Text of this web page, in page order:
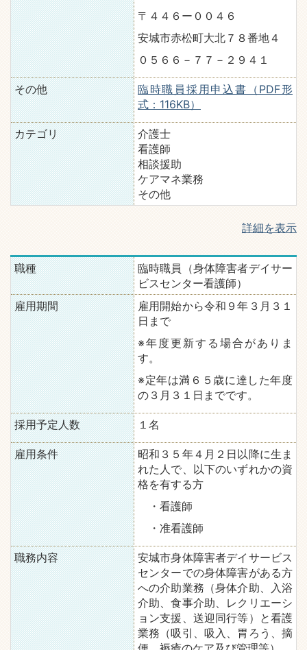
〒４４６ー００４６
安城市赤松町大北７８番地４
０５６６－７７－２９４１
その他
臨時職員採用申込書（PDF形
式：116KB）
カテゴリ
介護士
看護師
相談援助
ケアマネ業務
その他
詳細を表示
職種
臨時職員（身体障害者デイサー
ビスセンター看護師）
雇用期間
雇用開始から令和９年３月３１
日まで
※年度更新する場合がありま
す。
※定年は満６５歳に達した年度
の３月３１日までです。
採用予定人数 １名
雇用条件
昭和３５年４月２日以降に生ま
れた人で、以下のいずれかの資
格を有する方
・看護師
・准看護師
職務内容
安城市身体障害者デイサービス
センターでの身体障害がある方
への介助業務（身体介助、入浴
介助、食事介助、レクリエーシ
ョン支援、送迎同行等）と看護
業務（吸引、吸入、胃ろう、摘